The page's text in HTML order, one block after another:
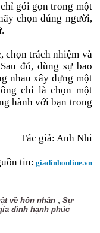
gói gọn trong một
chọn đúng người,
chọn trách nhiệm và
đó, dùng sự bao
nhau xây dựng một
chỉ là chọn một
hành với bạn trong
Tác giả: Anh Nhi
tin: giadinhonline.vn
về hôn nhân ,Sự
đình hạnh phúc